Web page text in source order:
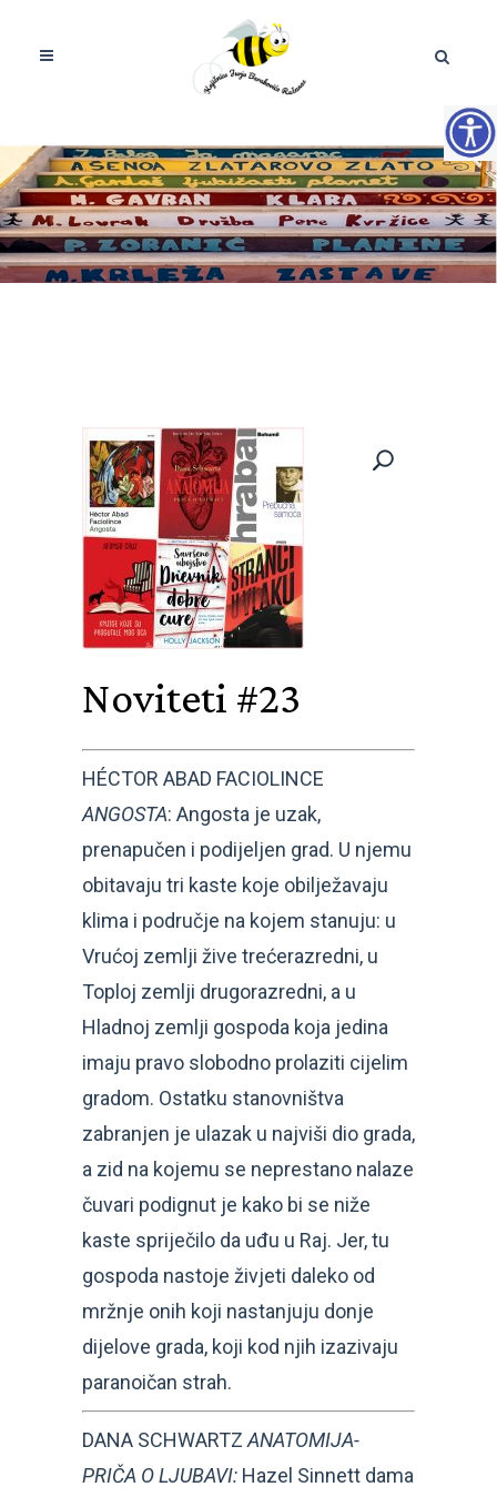
Noviteti #23
HÉCTOR ABAD FACIOLINCE
ANGOSTA: Angosta je uzak,
prenapučen i podijeljen grad. U njemu
obitavaju tri kaste koje obilježavaju
klima i područje na kojem stanuju: u
Vrućoj zemlji žive trećerazredni, u
Toploj zemlji drugorazredni, a u
Hladnoj zemlji gospoda koja jedina
imaju pravo slobodno prolaziti cijelim
gradom. Ostatku stanovništva
zabranjen je ulazak u najviši dio grada,
a zid na kojemu se neprestano nalaze
čuvari podignut je kako bi se niže
kaste spriječilo da uđu u Raj. Jer, tu
gospoda nastoje živjeti daleko od
mržnje onih koji nastanjuju donje
dijelove grada, koji kod njih izazivaju
paranoičan strah.
DANA SCHWARTZ ANATOMIJA-
PRIČA O LJUBAVI: Hazel Sinnett dama